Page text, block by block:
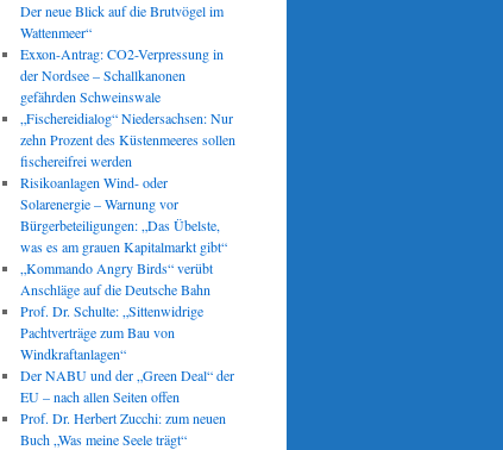
Der neue Blick auf die Brutvögel im
Wattenmeer“
Exxon-Antrag: CO2-Verpressung in
der Nordsee – Schallkanonen
gefährden Schweinswale
„Fischereidialog“ Niedersachsen: Nur
zehn Prozent des Küstenmeeres sollen
fischereifrei werden
Risikoanlagen Wind- oder
Solarenergie – Warnung vor
Bürgerbeteiligungen: „Das Übelste,
was es am grauen Kapitalmarkt gibt“
„Kommando Angry Birds“ verübt
Anschläge auf die Deutsche Bahn
Prof. Dr. Schulte: „Sittenwidrige
Pachtverträge zum Bau von
Windkraftanlagen“
Der NABU und der „Green Deal“ der
EU – nach allen Seiten offen
Prof. Dr. Herbert Zucchi: zum neuen
Buch „Was meine Seele trägt“